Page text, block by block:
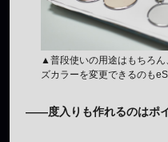
▲普段使いの用途はもちろ
ズカラーを変更できるのも
——度入りも作れるのはポ